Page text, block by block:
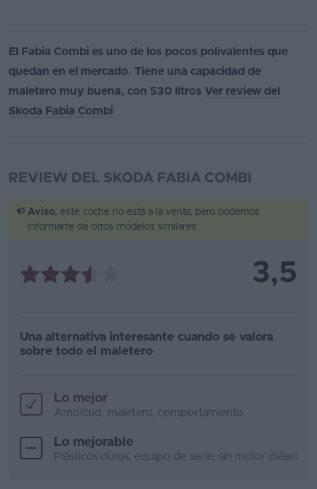
El Fabia Combi es uno de los pocos polivalentes que
quedan en el mercado. Tiene una capacidad de
maletero muy buena, con 530 litros Ver review del
Skoda Fabia Combi
REVIEW DEL SKODA FABIA COMBI
Aviso, este coche no está a la venta, pero podemos
informarte de otros modelos similares
3,5
Una alternativa interesante cuando se valora
sobre todo el maletero
Lo mejor
Amplitud, maletero, comportamiento
Lo mejorable
Plásticos duros, equipo de serie, sin motor diésel